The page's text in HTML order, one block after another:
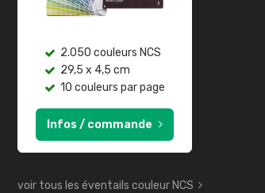
2.050 couleurs NCS
29,5 x 4,5 cm
10 couleurs par page
Infos / commande
voir tous les éventails couleur NCS